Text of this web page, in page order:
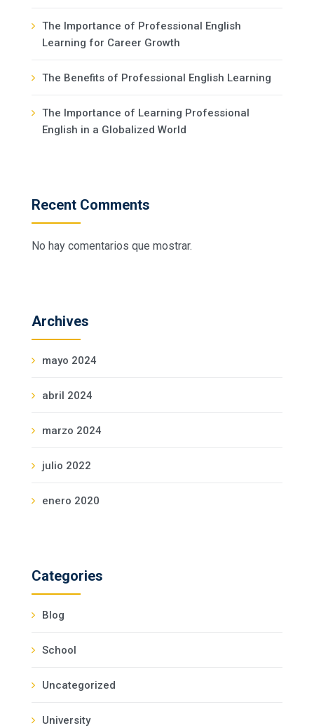
The Importance of Professional English
Learning for Career Growth
The Benefits of Professional English Learning
The Importance of Learning Professional
English in a Globalized World
Recent Comments
No hay comentarios que mostrar.
Archives
mayo 2024
abril 2024
marzo 2024
julio 2022
enero 2020
Categories
Blog
School
Uncategorized
University